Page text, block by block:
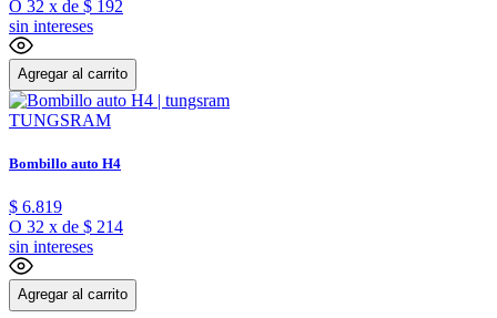
O 32 x de $ 192
sin intereses
Agregar al carrito
TUNGSRAM
Bombillo auto H4
$ 6.819
O 32 x de $ 214
sin intereses
Agregar al carrito